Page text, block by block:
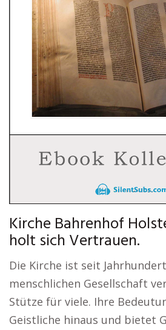
Kirche Bahrenhof
holt sich Vertrauen.
Die Kirche ist seit
menschlichen Gesellschaft
Stütze für viele. Ihre
Geistliche hinaus und bietet